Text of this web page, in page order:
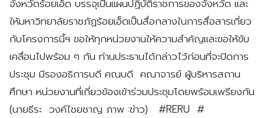
จังหวัดร้อยเอ็ด บรรจุเป็นแผนปฏิบัติราชการของจังหวัด และ
ให้มหาวิทยาลัยราชภัฏร้อยเอ็ดเป็นสื่อกลางในการสื่อสารเกี่ยว
กับโครงการนี้ฯ ขอให้ทุกหน่วยงานให้ความสำคัญและขอให้ขับ
เคลื่อนไปพร้อม ๆ กัน ท่านประธานได้กล่าวไว้ก่อนที่จะปิดการ
ประชุม มีรองอธิการบดี คณบดี คณาจารย์ ผู้บริหารสถาน
ศึกษา หน่วยงานที่เกี่ยวข้องเข้าร่วมประชุมโดยพร้อมเพรียงกัน
(นายธีระ วงค์ไชยชาญ ภาพ :ข่าว) #RERU #